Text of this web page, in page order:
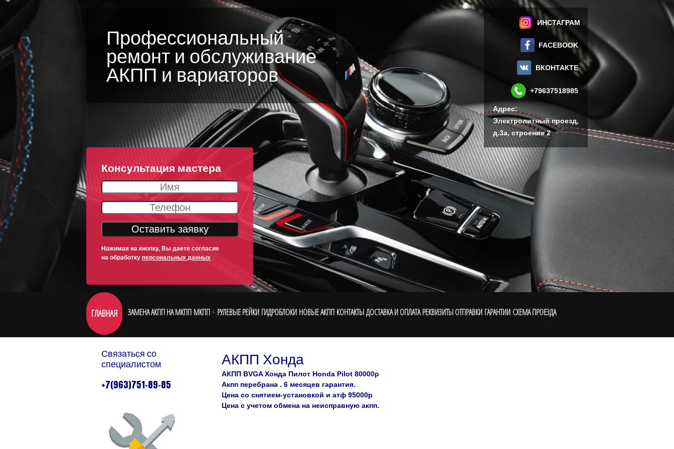
Профессиональный
ремонт и обслуживание
АКПП и вариаторов
ИНСТАГРАМ
FACEBOOK
ВКОНТАКТЕ
+79637518985
Адрес:
Электролитный проезд,
д.3а, строение 2
Консультация мастера
Оставить заявку
Нажимая на кнопку, Вы даете согласие
на обработку персональных данных
ГЛАВНАЯ ЗАМЕНА АКПП НА МКПП МКПП РУЛЕВЫЕ РЕЙКИ ГИДРОБЛОКИ НОВЫЕ АКПП КОНТАКТЫДОСТАВКА И ОПЛАТА РЕКВИЗИТЫ ОТПРАВКИ ГАРАНТИИ СХЕМА ПРОЕЗДА
АКПП Хонда
АКПП BVGA Хонда Пилот Honda Pilot 80000р
Акпп перебрана . 6 месяцев гарантия.
Цена со снятием-установкой и атф 95000р
Цена с учетом обмена на неисправную акпп.
Связаться со
специалистом
+7(963)751-89-85